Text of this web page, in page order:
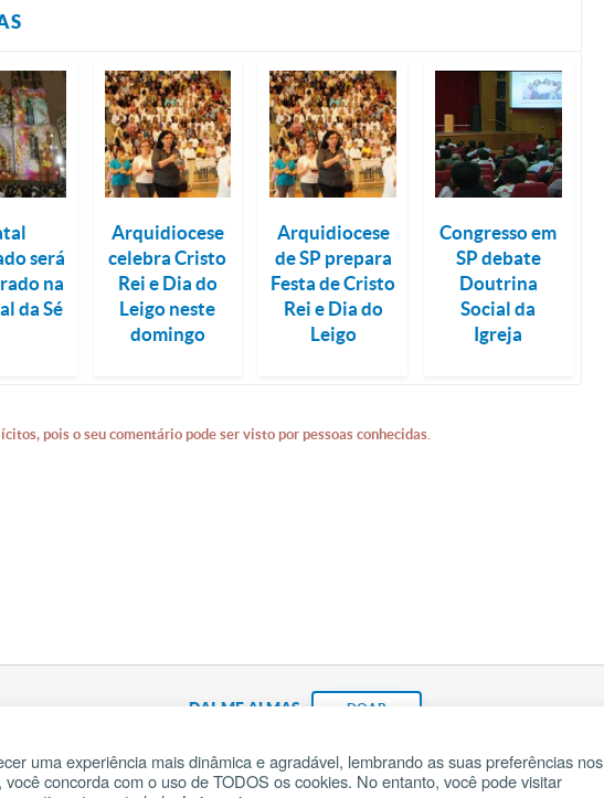
será
na
da Sé
Arquidiocese
celebra Cristo
Rei e Dia do
Leigo neste
domingo
Arquidiocese
de SP prepara
Festa de Cristo
Rei e Dia do
Leigo
Congresso em
SP debate
Doutrina
Social da
Igreja
pois o seu comentário pode ser visto por pessoas conhecidas.
DAI-ME ALMAS DOAR
Fundação João Paulo II Pedido de Oração
uma experiência mais dinâmica e agradável, lembrando as suas preferências nos
concorda com o uso de TODOS os cookies. No entanto, você pode visitar